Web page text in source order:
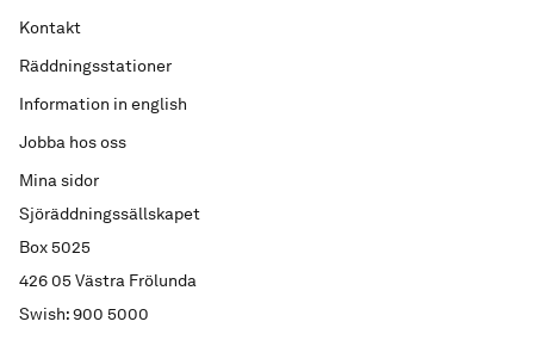
Sjöräddningssällskapet
Box 5025
426 05 Västra Frölunda
Swish: 900 5000
Kontakt
Räddningsstationer
Information in english
Jobba hos oss
Mina sidor